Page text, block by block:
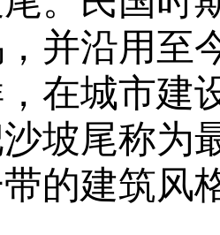
并沿用至
在城市建
坡尾称为
的建筑风